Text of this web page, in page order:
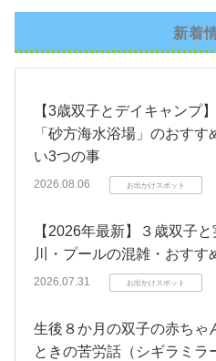
新着
【3歳双子とデイキャンプ
「砂方海水浴場」のおす
い3つの事
2026.08.06 お出かけスポット
【2026年最新】３歳双子
川・プールの混雑・おすす
2026.07.31 お出かけスポット
生後８か月の双子の赤ちゃ
ときの苦労話（シギラミラ